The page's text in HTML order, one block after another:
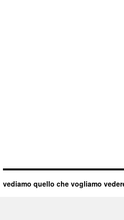
vediamo quello che vogliamo